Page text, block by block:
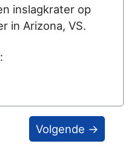
inslagkrater op
in Arizona, VS.
Volgende →